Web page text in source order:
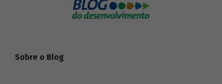
Sobre o Blog